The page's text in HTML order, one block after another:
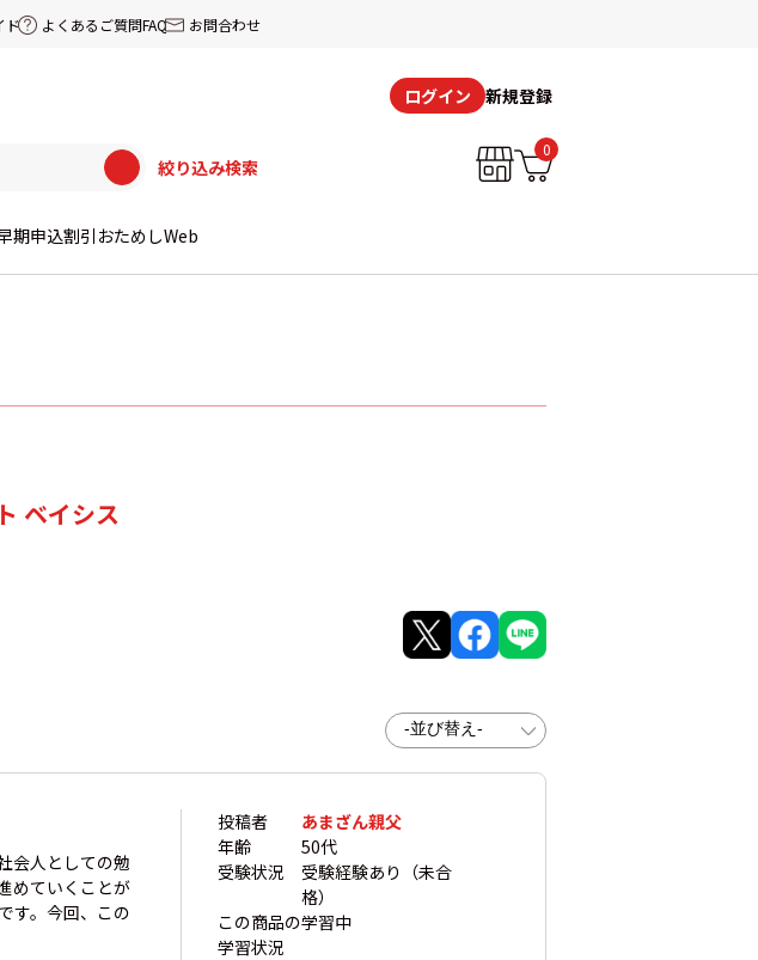
ド よくあるご質問FAQ お問合わせ
ログイン 新規登録
絞り込み検索
0
期申込割引 おためしWeb
ベイシス
会人としての勉
めていくことが
す。今回、この
投稿者
あまざん親父
年齢
50代
受験状況
受験経験あり（未合
格）
この商品の
学習状況
学習中